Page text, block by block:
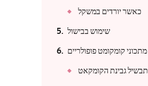
כאשר יורדים במשקל
שימוש בבישול
מתכוני קומקומט פופולריים
תבשיל גבינת הקומקאט